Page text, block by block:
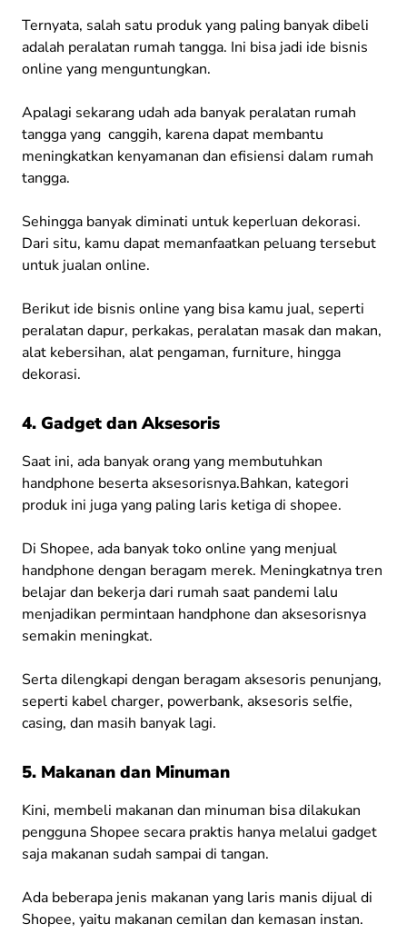
Ternyata, salah satu produk yang paling banyak dibeli
adalah peralatan rumah tangga. Ini bisa jadi ide bisnis
online yang menguntungkan.
Apalagi sekarang udah ada banyak peralatan rumah
tangga yang canggih, karena dapat membantu
meningkatkan kenyamanan dan efisiensi dalam rumah
tangga.
Sehingga banyak diminati untuk keperluan dekorasi.
Dari situ, kamu dapat memanfaatkan peluang tersebut
untuk jualan online.
Berikut ide bisnis online yang bisa kamu jual, seperti
peralatan dapur, perkakas, peralatan masak dan makan,
alat kebersihan, alat pengaman, furniture, hingga
dekorasi.
4. Gadget dan Aksesoris
Saat ini, ada banyak orang yang membutuhkan
handphone beserta aksesorisnya.Bahkan, kategori
produk ini juga yang paling laris ketiga di shopee.
Di Shopee, ada banyak toko online yang menjual
handphone dengan beragam merek. Meningkatnya tren
belajar dan bekerja dari rumah saat pandemi lalu
menjadikan permintaan handphone dan aksesorisnya
semakin meningkat.
Serta dilengkapi dengan beragam aksesoris penunjang,
seperti kabel charger, powerbank, aksesoris selfie,
casing, dan masih banyak lagi.
5. Makanan dan Minuman
Kini, membeli makanan dan minuman bisa dilakukan
pengguna Shopee secara praktis hanya melalui gadget
saja makanan sudah sampai di tangan.
Ada beberapa jenis makanan yang laris manis dijual di
Shopee, yaitu makanan cemilan dan kemasan instan.